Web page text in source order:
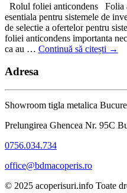
Rolul foliei anticondens Folia
esentiala pentru sistemele de
de selectie a ofertelor pentru
foliei anticondens importanta
ca au … Continuă să citești →
Adresa
Showroom tigla metalica
Prelungirea Ghencea Nr. 95C
0756.034.734
office@bdmacoperis.ro
© 2025 acoperisuri.info Toate